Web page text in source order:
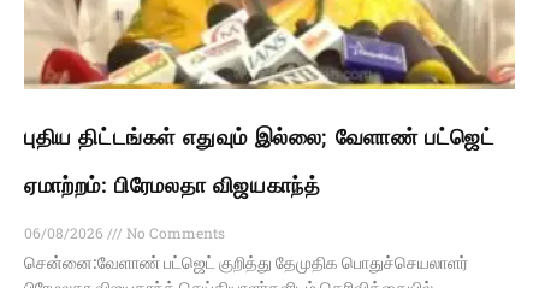
புதிய திட்டங்கள் எதுவும் இல்லை; வேளாண் பட்ஜெட்
ஏமாற்றம்: பிரேமலதா விஜயகாந்த்
06/08/2026
No Comments
சென்னை:வேளாண் பட்ஜெட் குறித்து தேமுதிக பொதுச்செயலாளர்